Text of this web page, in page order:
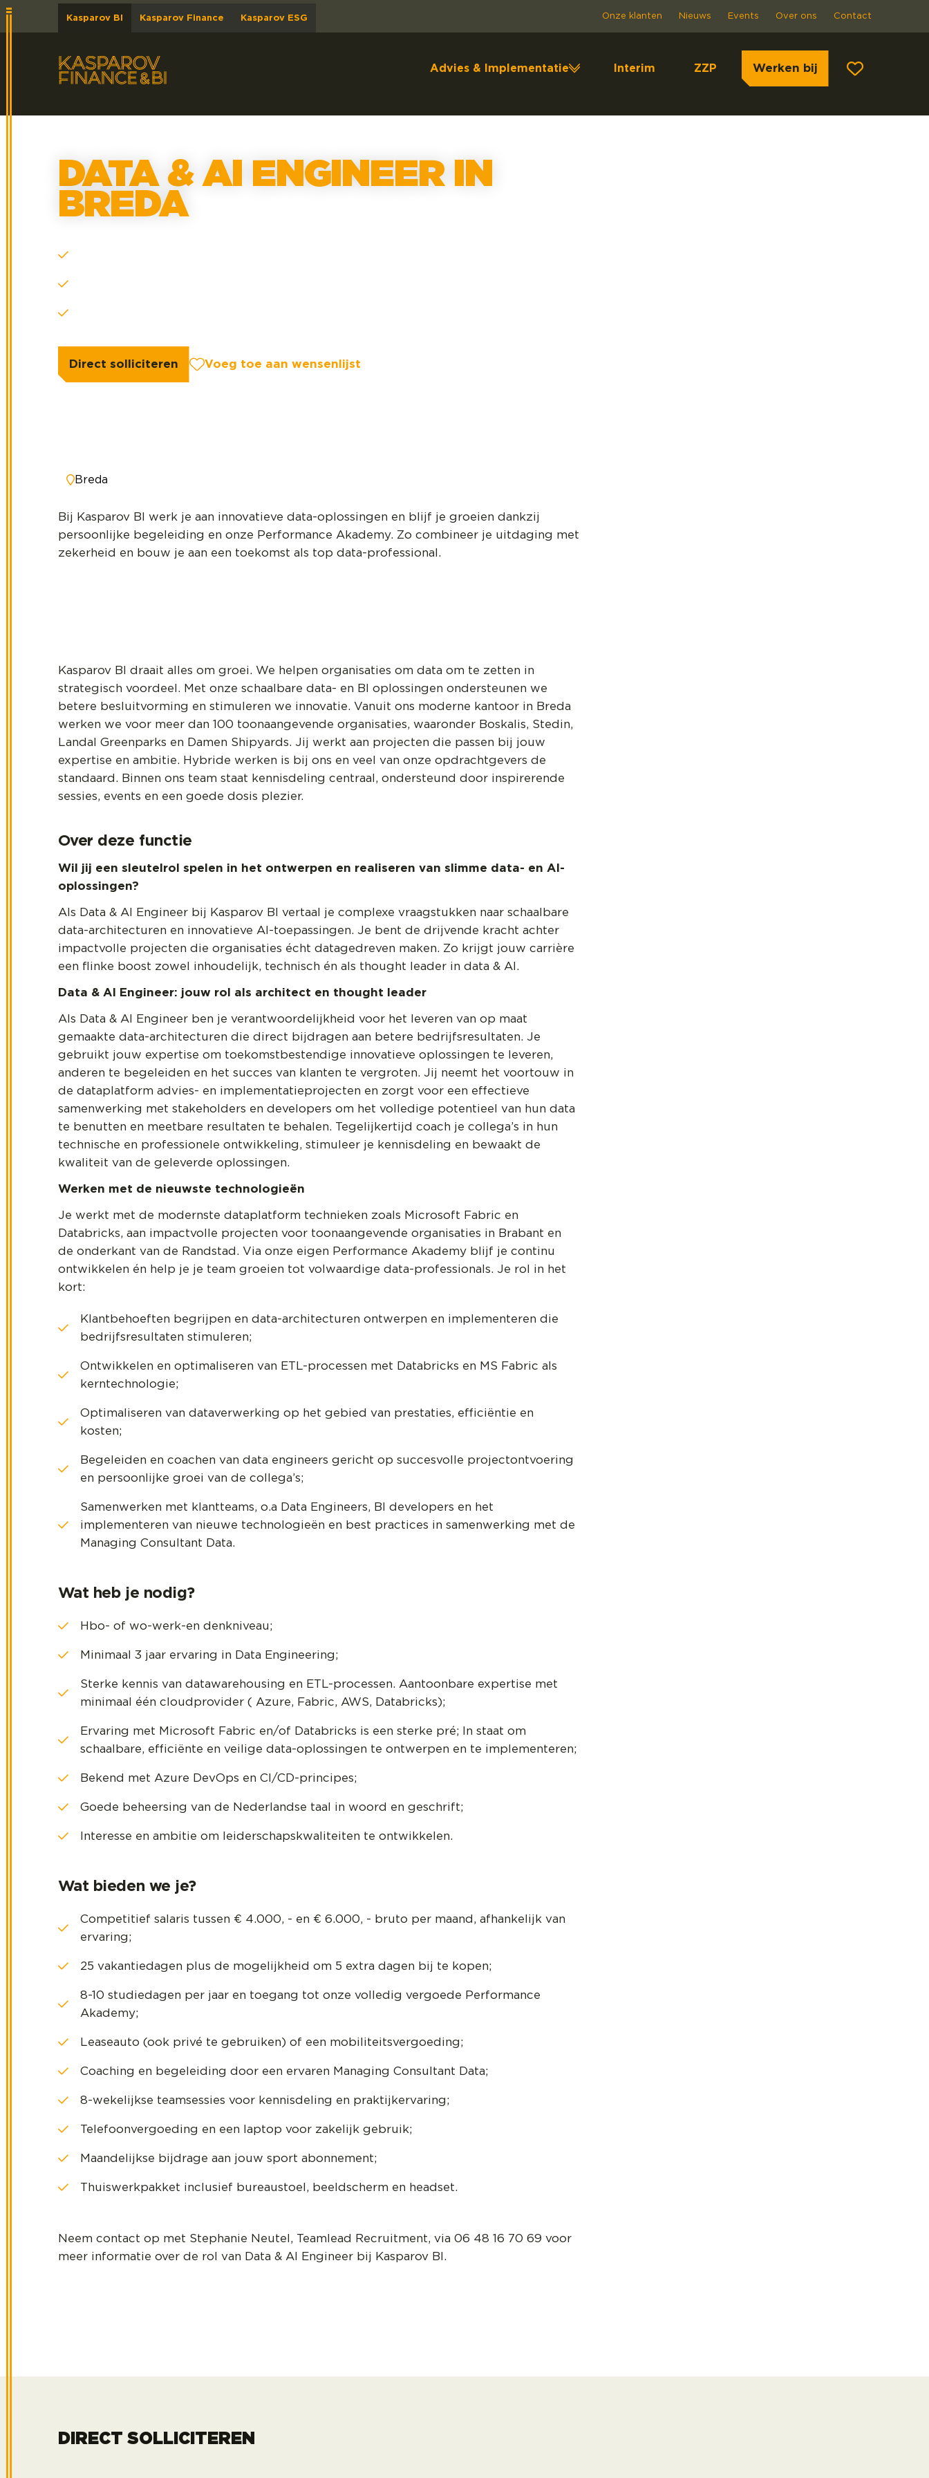
Kasparov BI Kasparov Finance Kasparov ESG Onze klanten Nieuws Events Over ons Contact
Advies & Implementatie Interim ZZP Werken bij
DATA & AI ENGINEER IN
BREDA
Direct solliciteren Voeg toe aan wensenlijst
Breda
Bij Kasparov BI werk je aan innovatieve data-oplossingen en blijf je groeien dankzij
persoonlijke begeleiding en onze Performance Akademy. Zo combineer je uitdaging met
zekerheid en bouw je aan een toekomst als top data-professional.
Kasparov BI draait alles om groei. We helpen organisaties om data om te zetten in
strategisch voordeel. Met onze schaalbare data- en BI oplossingen ondersteunen we
betere besluitvorming en stimuleren we innovatie. Vanuit ons moderne kantoor in Breda
werken we voor meer dan 100 toonaangevende organisaties, waaronder Boskalis, Stedin,
Landal Greenparks en Damen Shipyards. Jij werkt aan projecten die passen bij jouw
expertise en ambitie. Hybride werken is bij ons en veel van onze opdrachtgevers de
standaard. Binnen ons team staat kennisdeling centraal, ondersteund door inspirerende
sessies, events en een goede dosis plezier.
Over deze functie
Wil jij een sleutelrol spelen in het ontwerpen en realiseren van slimme data- en AI-
oplossingen?
Als Data & AI Engineer bij Kasparov BI vertaal je complexe vraagstukken naar schaalbare
data-architecturen en innovatieve AI-toepassingen. Je bent de drijvende kracht achter
impactvolle projecten die organisaties écht datagedreven maken. Zo krijgt jouw carrière
een flinke boost zowel inhoudelijk, technisch én als thought leader in data & AI.
Data & AI Engineer: jouw rol als architect en thought leader
Als Data & AI Engineer ben je verantwoordelijkheid voor het leveren van op maat
gemaakte data-architecturen die direct bijdragen aan betere bedrijfsresultaten. Je
gebruikt jouw expertise om toekomstbestendige innovatieve oplossingen te leveren,
anderen te begeleiden en het succes van klanten te vergroten. Jij neemt het voortouw in
de dataplatform advies- en implementatieprojecten en zorgt voor een effectieve
samenwerking met stakeholders en developers om het volledige potentieel van hun data
te benutten en meetbare resultaten te behalen. Tegelijkertijd coach je collega’s in hun
technische en professionele ontwikkeling, stimuleer je kennisdeling en bewaakt de
kwaliteit van de geleverde oplossingen.
Werken met de nieuwste technologieën
Je werkt met de modernste dataplatform technieken zoals Microsoft Fabric en
Databricks, aan impactvolle projecten voor toonaangevende organisaties in Brabant en
de onderkant van de Randstad. Via onze eigen Performance Akademy blijf je continu
ontwikkelen én help je je team groeien tot volwaardige data-professionals. Je rol in het
kort:
Klantbehoeften begrijpen en data-architecturen ontwerpen en implementeren die
bedrijfsresultaten stimuleren;
Ontwikkelen en optimaliseren van ETL-processen met Databricks en MS Fabric als
kerntechnologie;
Optimaliseren van dataverwerking op het gebied van prestaties, efficiëntie en
kosten;
Begeleiden en coachen van data engineers gericht op succesvolle projectontvoering
en persoonlijke groei van de collega’s;
Samenwerken met klantteams, o.a Data Engineers, BI developers en het
implementeren van nieuwe technologieën en best practices in samenwerking met de
Managing Consultant Data.
Wat heb je nodig?
Hbo- of wo-werk-en denkniveau;
Minimaal 3 jaar ervaring in Data Engineering;
Sterke kennis van datawarehousing en ETL-processen. Aantoonbare expertise met
minimaal één cloudprovider ( Azure, Fabric, AWS, Databricks);
Ervaring met Microsoft Fabric en/of Databricks is een sterke pré; In staat om
schaalbare, efficiënte en veilige data-oplossingen te ontwerpen en te implementeren;
Bekend met Azure DevOps en CI/CD-principes;
Goede beheersing van de Nederlandse taal in woord en geschrift;
Interesse en ambitie om leiderschapskwaliteiten te ontwikkelen.
Wat bieden we je?
Competitief salaris tussen € 4.000, - en € 6.000, - bruto per maand, afhankelijk van
ervaring;
25 vakantiedagen plus de mogelijkheid om 5 extra dagen bij te kopen;
8-10 studiedagen per jaar en toegang tot onze volledig vergoede Performance
Akademy;
Leaseauto (ook privé te gebruiken) of een mobiliteitsvergoeding;
Coaching en begeleiding door een ervaren Managing Consultant Data;
8-wekelijkse teamsessies voor kennisdeling en praktijkervaring;
Telefoonvergoeding en een laptop voor zakelijk gebruik;
Maandelijkse bijdrage aan jouw sport abonnement;
Thuiswerkpakket inclusief bureaustoel, beeldscherm en headset.
Neem contact op met Stephanie Neutel, Teamlead Recruitment, via 06 48 16 70 69 voor
meer informatie over de rol van Data & AI Engineer bij Kasparov BI.
DIRECT SOLLICITEREN